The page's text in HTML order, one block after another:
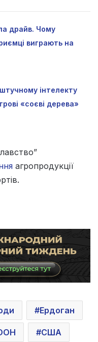
драйв. Чому
виграють на
інтелекту
«соєві дерева»
агропродукції
Ердоган
США